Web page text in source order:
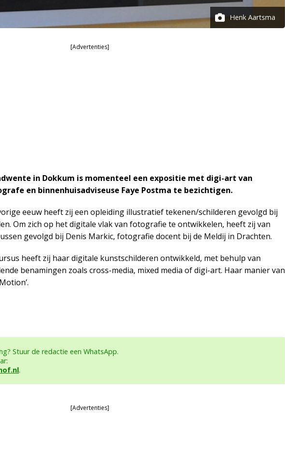
Henk Aartsma
[Advertenties]
in Dokkum is momenteel een expositie met digi-art van
en binnenhuisadviseuse Faye Postma te bezichtigen.
eeuw heeft zij een opleiding illustratief tekenen/schilderen gevolgd bij
Om zich op het digitale vlak van fotografie te ontwikkelen, heeft zij van
gevolgd bij Denis Markic, fotografie docent bij de Meldij in Drachten.
heeft zij haar digitale kunstschilderen ontwikkeld, met behulp van
benamingen zoals cross-media, mixed media of digi-art. Haar manier van
Stuur de redactie een WhatsApp.
.
[Advertenties]